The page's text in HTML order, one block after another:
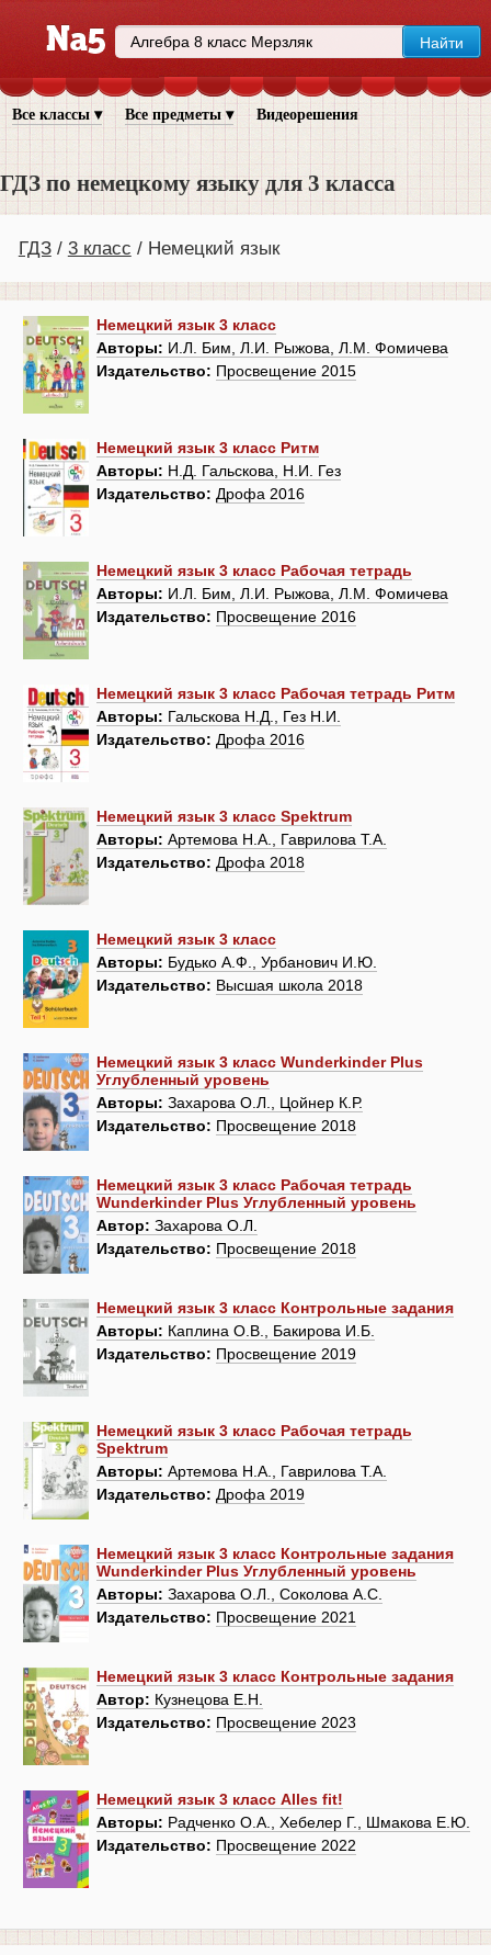
Все классы ▾ Все предметы ▾ Видеорешения
ГДЗ по немецкому языку для 3 класса
ГДЗ 3 класс Немецкий язык
Немецкий язык 3 класс
Авторы: И.Л. Бим, Л.И. Рыжова, Л.М. Фомичева
Издательство: Просвещение 2015
Немецкий язык 3 класс Ритм
Авторы: Н.Д. Гальскова, Н.И. Гез
Издательство: Дрофа 2016
Немецкий язык 3 класс Рабочая тетрадь
Авторы: И.Л. Бим, Л.И. Рыжова, Л.М. Фомичева
Издательство: Просвещение 2016
Немецкий язык 3 класс Рабочая тетрадь Ритм
Авторы: Гальскова Н.Д., Гез Н.И.
Издательство: Дрофа 2016
Немецкий язык 3 класс Spektrum
Авторы: Артемова Н.А., Гаврилова Т.А.
Издательство: Дрофа 2018
Немецкий язык 3 класс
Авторы: Будько А.Ф., Урбанович И.Ю.
Издательство: Высшая школа 2018
Немецкий язык 3 класс Wunderkinder Plus
Углубленный уровень
Авторы: Захарова О.Л., Цойнер К.Р.
Издательство: Просвещение 2018
Немецкий язык 3 класс Рабочая тетрадь
Wunderkinder Plus Углубленный уровень
Автор: Захарова О.Л.
Издательство: Просвещение 2018
Немецкий язык 3 класс Контрольные задания
Авторы: Каплина О.В., Бакирова И.Б.
Издательство: Просвещение 2019
Немецкий язык 3 класс Рабочая тетрадь
Spektrum
Авторы: Артемова Н.А., Гаврилова Т.А.
Издательство: Дрофа 2019
Немецкий язык 3 класс Контрольные задания
Wunderkinder Plus Углубленный уровень
Авторы: Захарова О.Л., Соколова А.С.
Издательство: Просвещение 2021
Немецкий язык 3 класс Контрольные задания
Автор: Кузнецова Е.Н.
Издательство: Просвещение 2023
Немецкий язык 3 класс Alles fit!
Авторы: Радченко О.А., Хебелер Г., Шмакова Е.Ю.
Издательство: Просвещение 2022